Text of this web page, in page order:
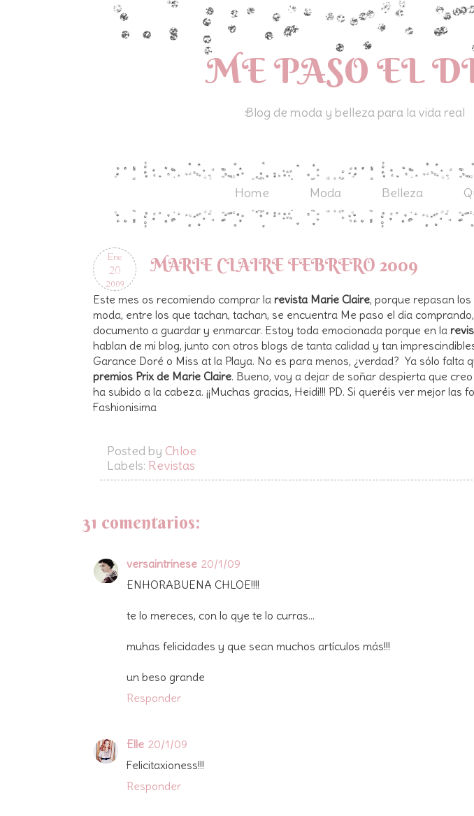
ME PASO EL
Blog de moda y belleza para la vida real
Home Moda Belleza
Ene
20
2009
MARIE CLAIRE FEBRERO 2009
Este mes os recomiendo comprar la revista Marie Claire, porque repasan
moda, entre los que tachan, tachan, se encuentra Me paso el dia
documento a guardar y enmarcar. Estoy toda emocionada porque en la
hablan de mi blog, junto con otros blogs de tanta calidad y tan
Garance Doré o Miss at la Playa. No es para menos, ¿verdad? Ya sólo falta
premios Prix de Marie Claire. Bueno, voy a dejar de soñar despierta que
ha subido a la cabeza. ¡¡Muchas gracias, Heidi!!! PD. Si queréis ver mejor las
Fashionisima
Posted by Chloe
Labels: Revistas
31 comentarios:
versaintrinese 20/1/09
ENHORABUENA CHLOE!!!!
te lo mereces, con lo qye te lo curras...
muhas felicidades y que sean muchos artículos más!!!
un beso grande
Responder
Elle 20/1/09
Felicitaxioness!!!
Responder